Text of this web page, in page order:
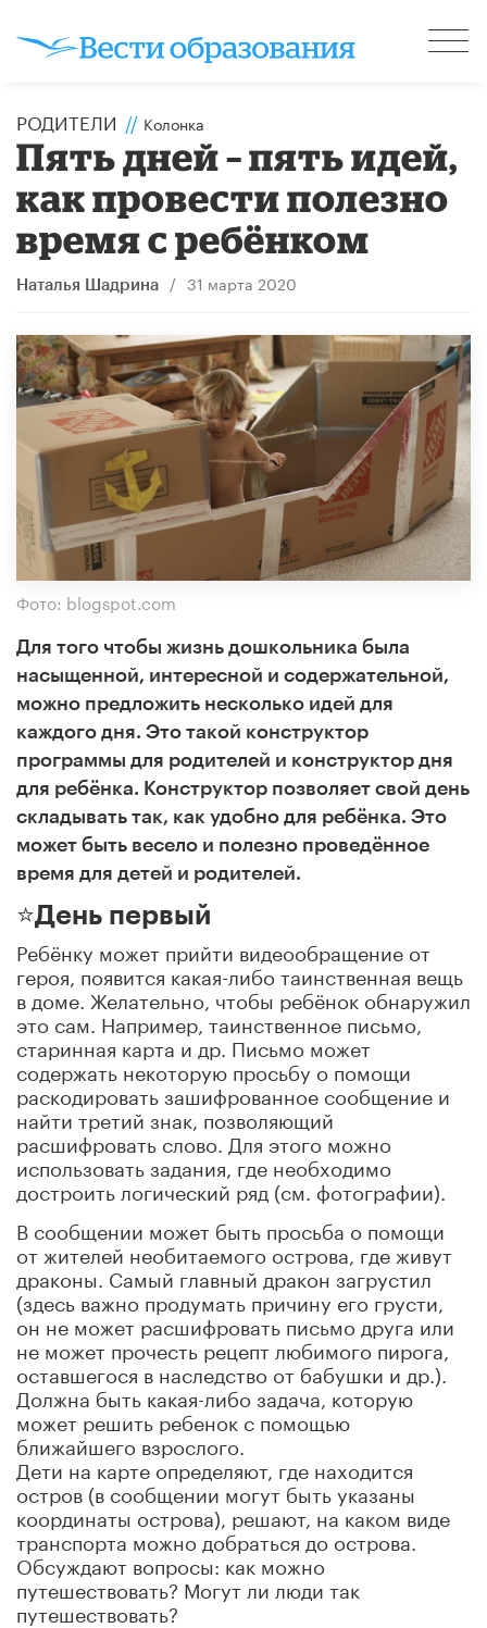
РОДИТЕЛИ // Колонка
Пять дней – пять идей,
как провести полезно
время с ребёнком
Наталья Шадрина / 31 марта 2020
Фото: blogspot.com
Для того чтобы жизнь дошкольника была
насыщенной, интересной и содержательной,
можно предложить несколько идей для
каждого дня. Это такой конструктор
программы для родителей и конструктор дня
для ребёнка. Конструктор позволяет свой день
складывать так, как удобно для ребёнка. Это
может быть весело и полезно проведённое
время для детей и родителей.
⭐️День первый
Ребёнку может прийти видеообращение от
героя, появится какая-либо таинственная вещь
в доме. Желательно, чтобы ребёнок обнаружил
это сам. Например, таинственное письмо,
старинная карта и др. Письмо может
содержать некоторую просьбу о помощи
раскодировать зашифрованное сообщение и
найти третий знак, позволяющий
расшифровать слово. Для этого можно
использовать задания, где необходимо
достроить логический ряд (см. фотографии).
В сообщении может быть просьба о помощи
от жителей необитаемого острова, где живут
драконы. Самый главный дракон загрустил
(здесь важно продумать причину его грусти,
он не может расшифровать письмо друга или
не может прочесть рецепт любимого пирога,
оставшегося в наследство от бабушки и др.).
Должна быть какая-либо задача, которую
может решить ребенок с помощью
ближайшего взрослого.
Дети на карте определяют, где находится
остров (в сообщении могут быть указаны
координаты острова), решают, на каком виде
транспорта можно добраться до острова.
Обсуждают вопросы: как можно
путешествовать? Могут ли люди так
путешествовать?